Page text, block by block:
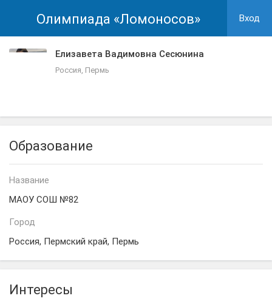
Олимпиада «Ломоносов» Вход
Елизавета Вадимовна Сесюнина
Россия, Пермь
Образование
Название
МАОУ СОШ №82
Город
Россия, Пермский край, Пермь
Интересы